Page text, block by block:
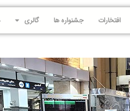
افتخارات جشنواره ها گالری